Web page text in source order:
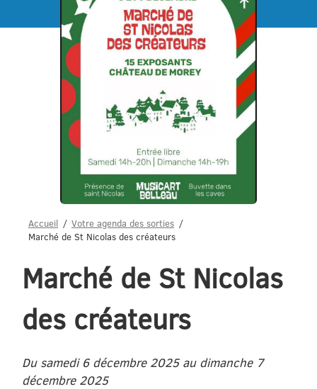
Menu
Accueil
Votre agenda des sorties
Marché de St Nicolas des créateurs
Marché de St Nicolas
des créateurs
Du samedi 6 décembre 2025 au dimanche 7
décembre 2025